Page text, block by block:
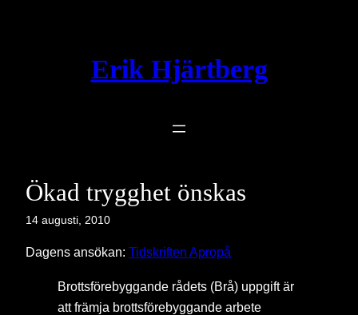
Erik Hjärtberg
Ökad trygghet önskas
14 augusti, 2010
Dagens ansökan: Tidskriften Apropå
Brottsförebyggande rådets (Brå) uppgift är
att främja brottsförebyggande arbete